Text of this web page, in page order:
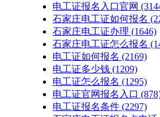
电工证报名入口官网
石家庄电工证如何报名
石家庄电工证办理 (1646)
石家庄电工证怎么报名
电工证如何报名 (2169)
电工证多少钱 (1209)
电工证怎么报名 (1295)
电工证官网报名入口
电工证报名条件 (2297)